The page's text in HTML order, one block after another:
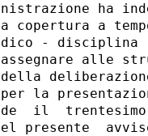
ha
copertura a
-
assegnare alle
della
la
il
presente